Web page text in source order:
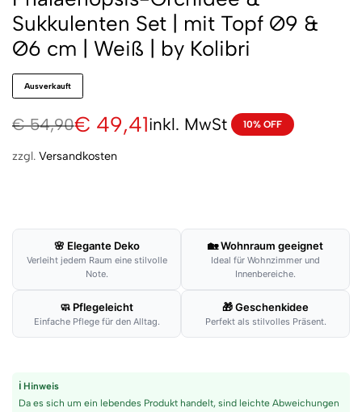
Sukkulenten Set | mit Topf Ø9 &
Ø6 cm | Weiß | by Kolibri
Ausverkauft
€54,90€ 49,41 10% OFF
inkl. MwSt
zzgl. Versandkosten
🌸 Elegante Deko
Verleiht jedem Raum eine stilvolle
Note.
🏡 Wohnraum geeignet
Ideal für Wohnzimmer und
Innenbereiche.
🧼 Pflegeleicht
Einfache Pflege für den Alltag.
🎁 Geschenkidee
Perfekt als stilvolles Präsent.
ℹ Hinweis
Da es sich um ein lebendes Produkt handelt, sind leichte Abweichungen